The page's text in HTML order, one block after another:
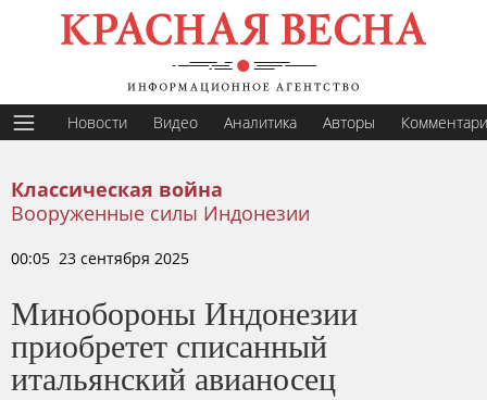
Новости Видео Аналитика Авторы
Классическая война
Вооруженные силы Индонезии
00:05 23 сентября 2025
Минобороны Индонезии
приобретет списанный
итальянский авианосец